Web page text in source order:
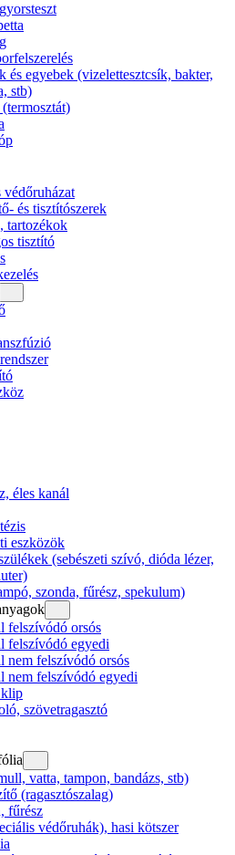
és egyebek (vizelettesztcsík, bakter,
stb)
védőruházat
és tisztítószerek
tartozékok
tisztító
éles kanál
eszközök
(sebészeti szívó, dióda lézer,
szonda, fűrész, spekulum)
felszívódó orsós
felszívódó egyedi
nem felszívódó orsós
nem felszívódó egyedi
szövetragasztó
vatta, tampon, bandázs, stb)
(ragasztószalag)
fűrész
védőruhák), hasi kötszer